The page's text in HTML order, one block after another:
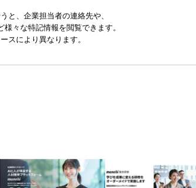
と、企業担当者の連絡先や、
々な特記情報を閲覧できます。
スにより異なります。